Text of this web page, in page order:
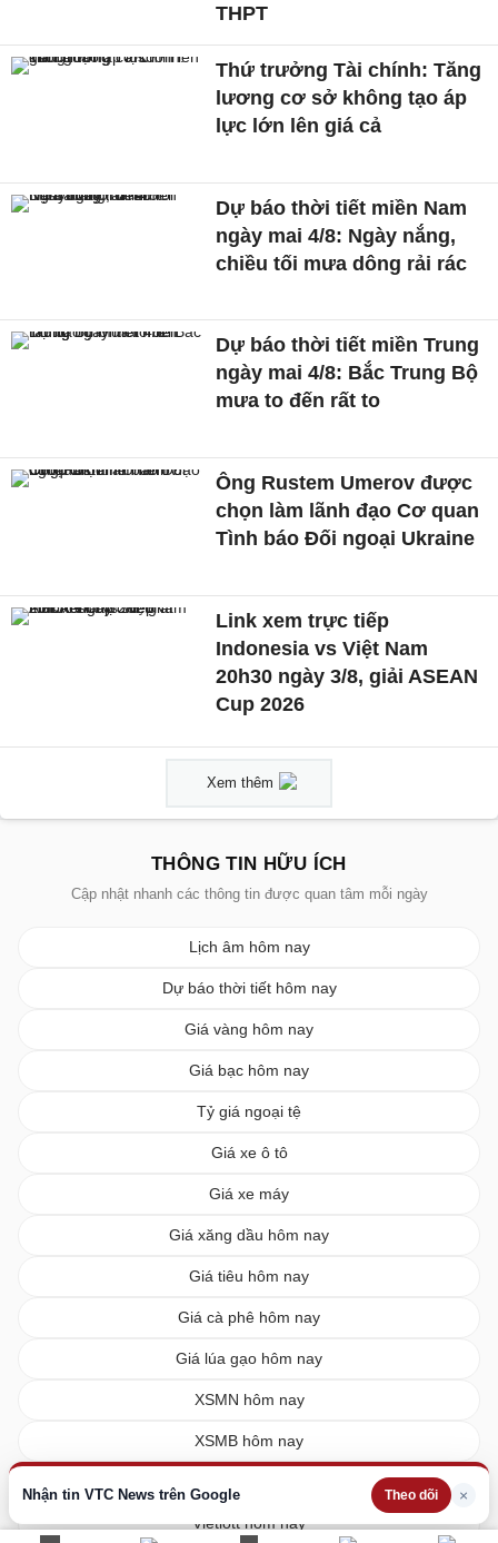
Nhận tin VTC News trên Google Theo dõi ×
THPT
Thứ trưởng Tài chính: Tăng
lương cơ sở không tạo áp
lực lớn lên giá cả
Dự báo thời tiết miền Nam
ngày mai 4/8: Ngày nắng,
chiều tối mưa dông rải rác
Dự báo thời tiết miền Trung
ngày mai 4/8: Bắc Trung Bộ
mưa to đến rất to
Ông Rustem Umerov được
chọn làm lãnh đạo Cơ quan
Tình báo Đối ngoại Ukraine
Link xem trực tiếp
Indonesia vs Việt Nam
20h30 ngày 3/8, giải ASEAN
Cup 2026
Xem thêm
THÔNG TIN HỮU ÍCH
Cập nhật nhanh các thông tin được quan tâm mỗi ngày
Lịch âm hôm nay
Dự báo thời tiết hôm nay
Giá vàng hôm nay
Giá bạc hôm nay
Tỷ giá ngoại tệ
Giá xe ô tô
Giá xe máy
Giá xăng dầu hôm nay
Giá tiêu hôm nay
Giá cà phê hôm nay
Giá lúa gạo hôm nay
XSMN hôm nay
XSMB hôm nay
Vietlott hôm nay